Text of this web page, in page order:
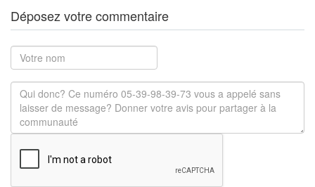
Déposez votre commentaire